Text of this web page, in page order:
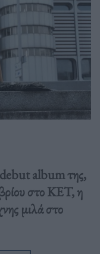
album της,
στο KET, η
μιλά στο